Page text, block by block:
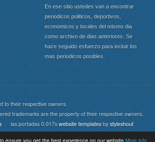
ensure you get the best experience on our website More info
En ese sitio ustedes van a encontrar
periodicos politicos, deportivos,
economicos y locales del mismo dia
como archivo de dias anteriores. Se
hace seguido esfuerzo para incluir los
mas periodicos posibles.
to their respective owners.
trademarks are the property of their respective owners.
las portadas 0.017s website templates by styleshout